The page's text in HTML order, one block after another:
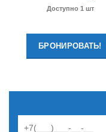
Доступно 1 шт
БРОНИРОВАТЬ!